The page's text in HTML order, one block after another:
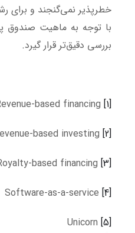
خطرپذیر نمی‌گنجند و برای
با توجه به ماهیت صندوق
بررسی دقیق‌تر قرار گیرد.
[1]
[2]
[3]
[4]
[5]